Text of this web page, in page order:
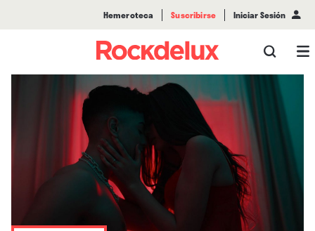
Hemeroteca Suscribirse Iniciar Sesión